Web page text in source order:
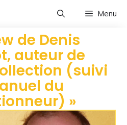
Menu
de Denis
auteur de
(suivi
du
»